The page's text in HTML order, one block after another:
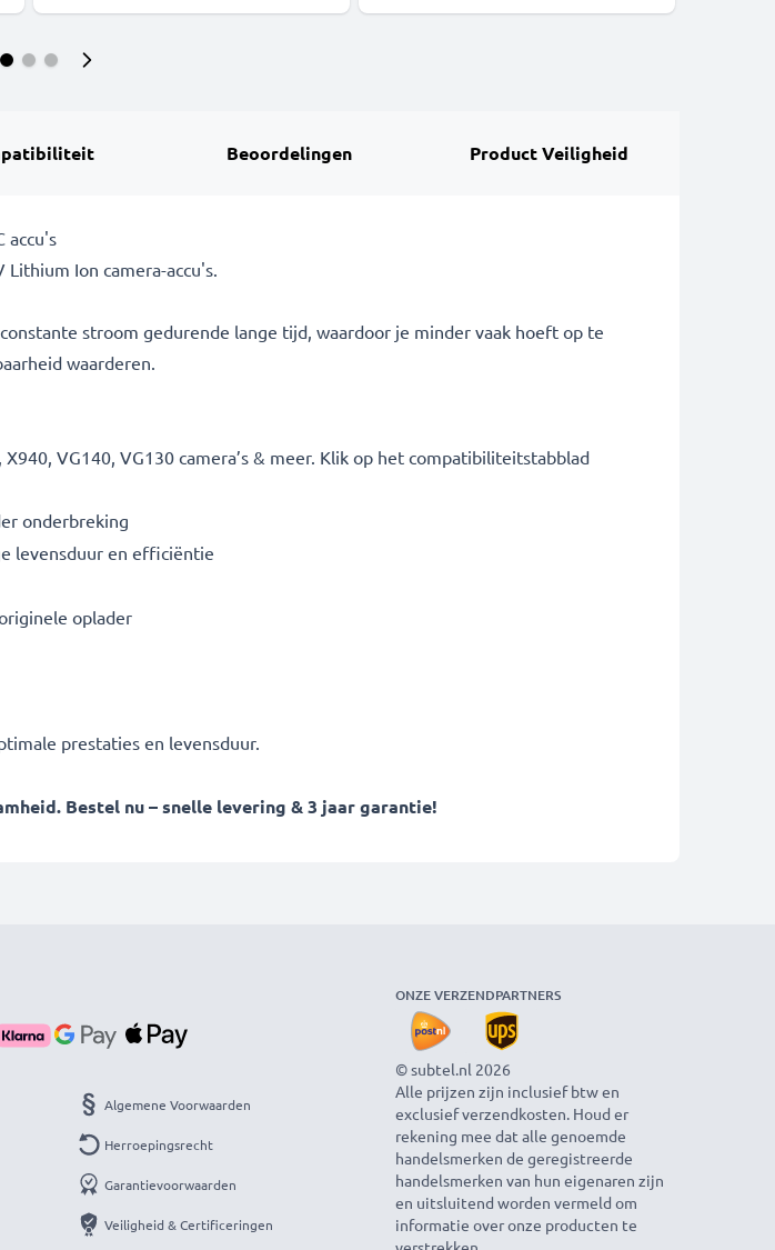
Beoordelingen Product Veiligheid
accu's
Ion camera-accu's.
stroom gedurende lange tijd, waardoor je minder vaak hoeft op te
waarderen.
VG140, VG130 camera’s & meer. Klik op het compatibiliteitstabblad
onderbreking
levensduur en efficiëntie
oplader
prestaties en levensduur.
Bestel nu – snelle levering & 3 jaar garantie!
Algemene Voorwaarden
Herroepingsrecht
Garantievoorwaarden
Veiligheid & Certificeringen
ONZE VERZENDPARTNERS
© subtel.nl 2026
Alle prijzen zijn inclusief btw en
exclusief verzendkosten. Houd er
rekening mee dat alle genoemde
handelsmerken de geregistreerde
handelsmerken van hun eigenaren zijn
en uitsluitend worden vermeld om
informatie over onze producten te